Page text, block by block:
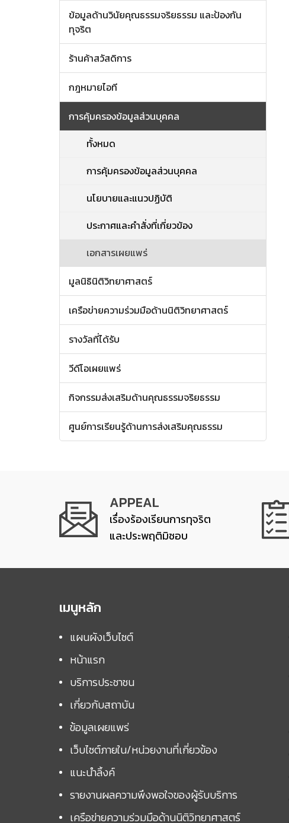
ข้อมูลด้านวินัยคุณธรรมจริยธรรม และป้องกัน
ทุจริต
ร้านค้าสวัสดิการ
กฎหมายไอที
การคุ้มครองข้อมูลส่วนบุคคล
ทั้งหมด
การคุ้มครองข้อมูลส่วนบุคคล
นโยบายและแนวปฏิบัติ
ประกาศและคำสั่งที่เกี่ยวข้อง
เอกสารเผยแพร่
มูลนิธินิติวิทยาศาสตร์
เครือข่ายความร่วมมือด้านนิติวิทยาศาสตร์
รางวัลที่ได้รับ
วีดีโอเผยแพร่
กิจกรรมส่งเสริมด้านคุณธรรมจริยธรรม
ศูนย์การเรียนรู้ด้านการส่งเสริมคุณธรรม
APPEAL
เรื่องร้องเรียนการทุจริต
และประพฤติมิชอบ
เมนูหลัก
แผนผังเว็บไซต์
หน้าแรก
บริการประชาชน
เกี่ยวกับสถาบัน
ข้อมูลเผยแพร่
เว็บไซต์ภายใน/หน่วยงานที่เกี่ยวข้อง
แนะนำลิ้งค์
รายงานผลความพึงพอใจของผู้รับบริการ
เครือข่ายความร่วมมือด้านนิติวิทยาศาสตร์